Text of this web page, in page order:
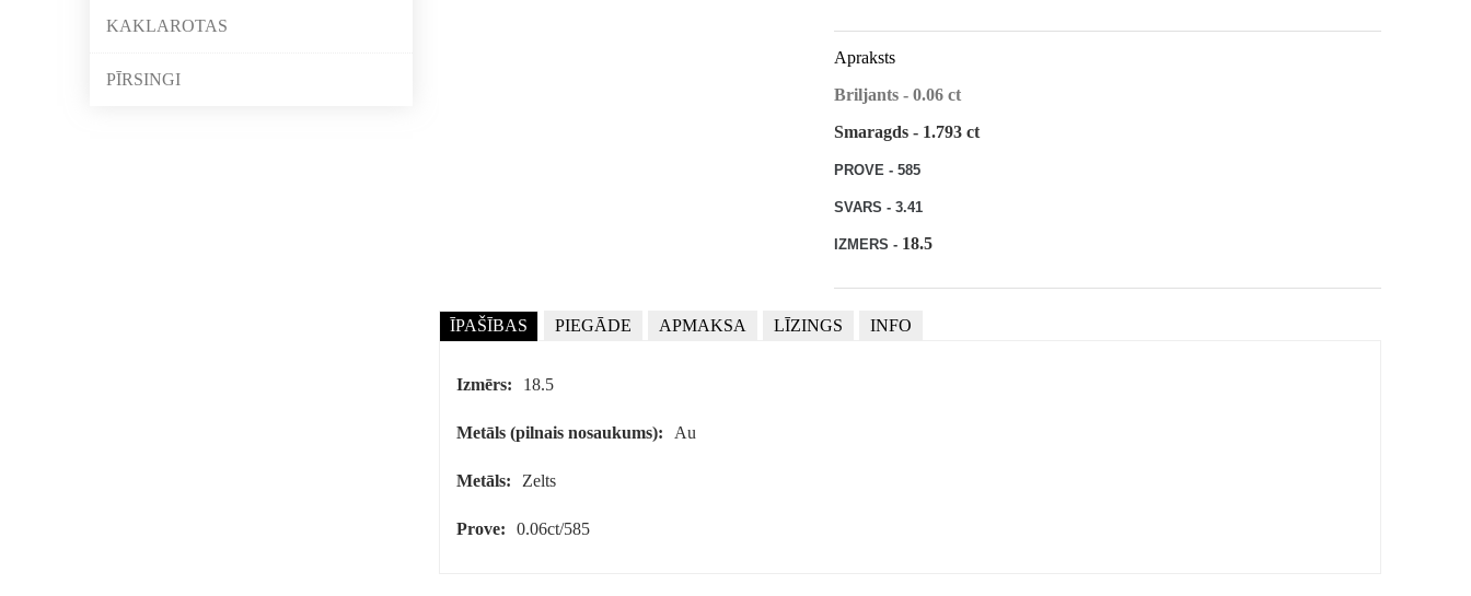
KAKLAROTAS
PĪRSINGI
Apraksts
Briljants - 0.06 ct
Smaragds - 1.793 ct
PROVE - 585
SVARS - 3.41
IZMERS - 18.5
ĪPAŠĪBAS PIEGĀDE APMAKSA LĪZINGS INFO
Izmērs: 18.5
Metāls (pilnais nosaukums): Au
Metāls: Zelts
Prove: 0.06ct/585